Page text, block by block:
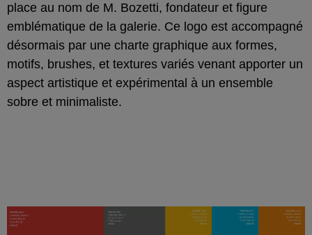
place au nom de M. Bozetti, fondateur et figure
emblématique de la galerie. Ce logo est accompagné
désormais par une charte graphique aux formes,
motifs, brushes, et textures variés venant apporter un
aspect artistique et expérimental à un ensemble
sobre et minimaliste.